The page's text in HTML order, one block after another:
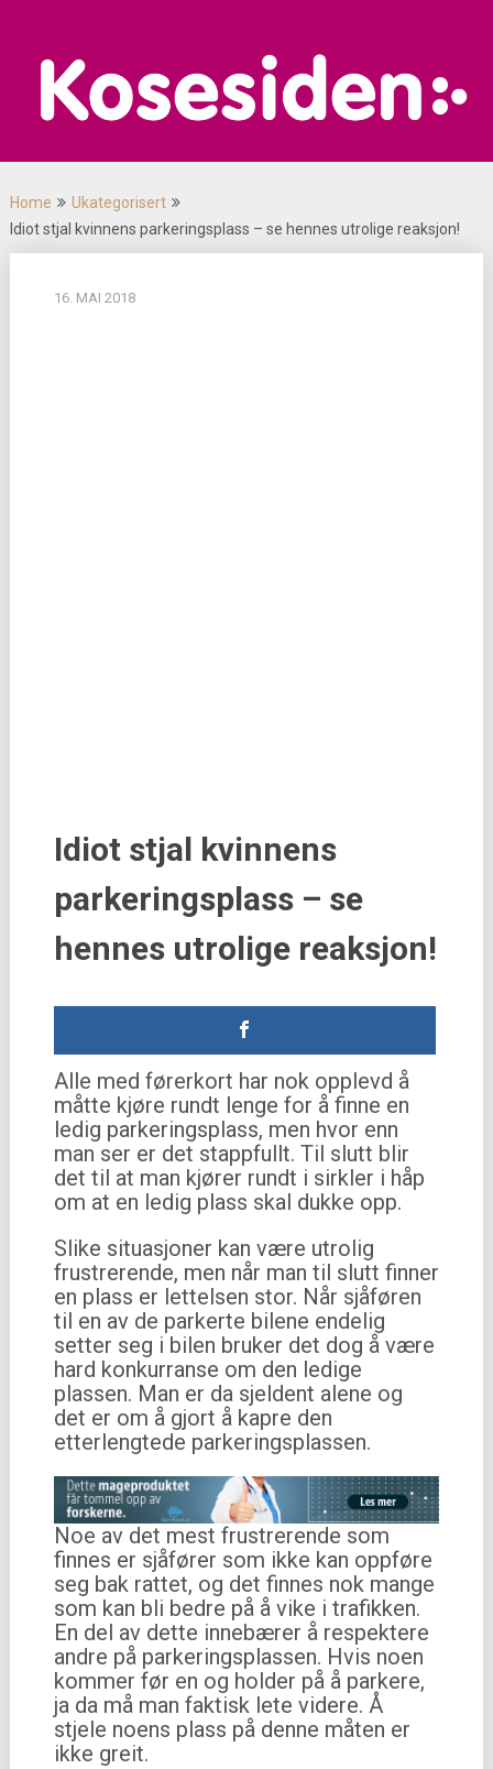
content
Home
Ukategorisert
Idiot stjal kvinnens parkeringsplass – se hennes utrolige reaksjon!
16. MAI 2018
Idiot stjal kvinnens
parkeringsplass – se
hennes utrolige reaksjon!
Alle med førerkort har nok opplevd å
måtte kjøre rundt lenge for å finne en
ledig parkeringsplass, men hvor enn
man ser er det stappfullt. Til slutt blir
det til at man kjører rundt i sirkler i håp
om at en ledig plass skal dukke opp.
Slike situasjoner kan være utrolig
frustrerende, men når man til slutt finner
en plass er lettelsen stor. Når sjåføren
til en av de parkerte bilene endelig
setter seg i bilen bruker det dog å være
hard konkurranse om den ledige
plassen. Man er da sjeldent alene og
det er om å gjort å kapre den
etterlengtede parkeringsplassen.
Noe av det mest frustrerende som
finnes er sjåfører som ikke kan oppføre
seg bak rattet, og det finnes nok mange
som kan bli bedre på å vike i trafikken.
En del av dette innebærer å respektere
andre på parkeringsplassen. Hvis noen
kommer før en og holder på å parkere,
ja da må man faktisk lete videre. Å
stjele noens plass på denne måten er
ikke greit.